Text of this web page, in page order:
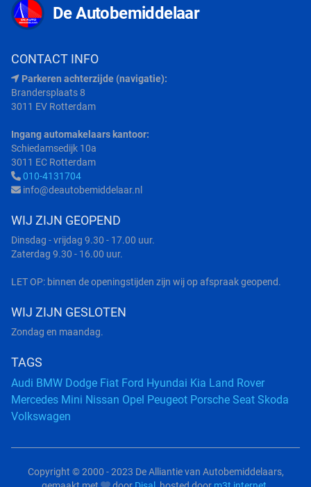
De Autobemiddelaar
CONTACT INFO
Parkeren achterzijde (navigatie):
Brandersplaats 8
3011 EV Rotterdam
Ingang automakelaars kantoor:
Schiedamsedijk 10a
3011 EC Rotterdam
010-4131704
info@deautobemiddelaar.nl
WIJ ZIJN GEOPEND
Dinsdag - vrijdag 9.30 - 17.00 uur.
Zaterdag 9.30 - 16.00 uur.
LET OP: binnen de openingstijden zijn wij op afspraak geopend.
WIJ ZIJN GESLOTEN
Zondag en maandag.
TAGS
Audi BMW Dodge Fiat Ford Hyundai Kia Land Rover
Mercedes Mini Nissan Opel Peugeot Porsche Seat Skoda
Volkswagen
Copyright © 2000 - 2023 De Alliantie van Autobemiddelaars,